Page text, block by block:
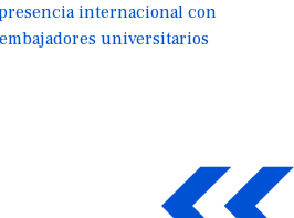
internacional con
universitarios